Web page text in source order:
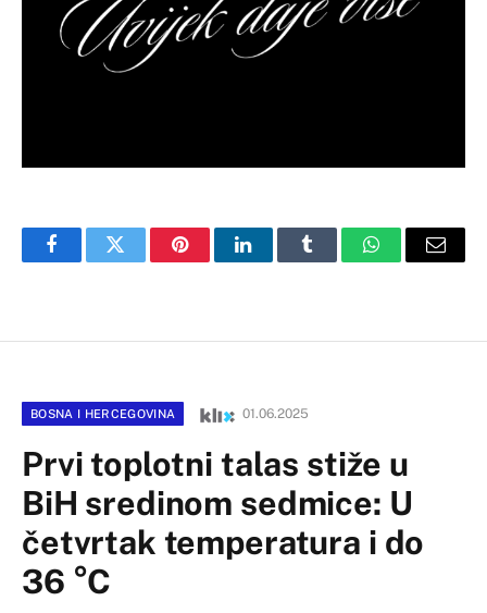
FacebookTwitter PinterestLinkedInTumblr WhatsAppEmail
BOSNA I HERCEGOVINA 01.06.2025
Prvi toplotni talas stiže u
BiH sredinom sedmice: U
četvrtak temperatura i do
36 °C